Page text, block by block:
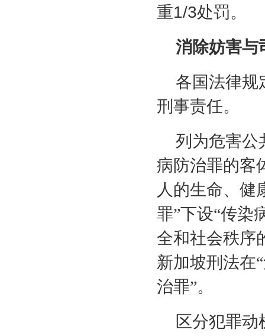
重1/3处罚。
消除妨害与
各国法律规
刑事责任。
列为危害公
病防治罪的客
人的生命、健
罪”下设“传染
全和社会秩序
新加坡刑法在
治罪”。
区分犯罪